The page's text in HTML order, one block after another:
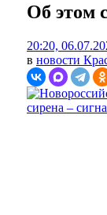
Об этом
20:20,
в новости